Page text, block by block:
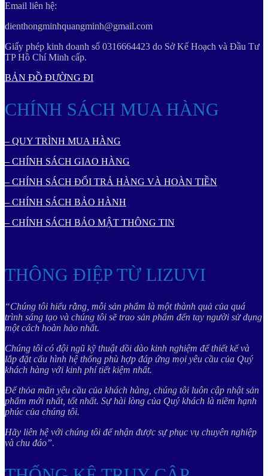
Email liên hệ:
dienthongminhquangminh@gmail.com
Giấy phép kinh doanh số 0316664423 do Sở Kế Hoạch và Đầu Tư
TP Hồ Chí Minh cấp.
BẢN ĐỒ ĐƯỜNG ĐI
CHÍNH SÁCH MUA HÀNG
– QUY TRÌNH MUA HÀNG
– CHÍNH SÁCH GIAO HÀNG
– CHÍNH SÁCH ĐỔI TRẢ HÀNG VÀ HOÀN TIỀN
– CHÍNH SÁCH BẢO HÀNH
– CHÍNH SÁCH BẢO MẬT THÔNG TIN
THÔNG ĐIỆP TỪ LIZUVI
“Chúng tôi hiểu rằng, mỗi sản phẩm là một thành quả của quá
trình sáng tạo và chúng tôi sẽ trao sản phẩm đến tay người sử dụng
một cách hoàn hảo nhất.
Chúng tôi có đội ngũ kỹ thuật dồi dào kinh nghiệm để thiết kế và
lắp đặt cấu hình hệ thống phù hợp đáp ứng mọi yêu cầu của Quý
khách hàng với kinh phí tiết kiệm nhất.
Để thỏa mãn yêu cầu của khách hàng, chúng tôi luôn cập nhật sản
phẩm mới nhất, tốt nhất. Sự hài lòng của Quý khách là niềm hạnh
phúc của chúng tôi.
Hãy liên hệ với chúng tôi để nhận được sự phục vụ chuyên nghiệp
và chu đáo”.